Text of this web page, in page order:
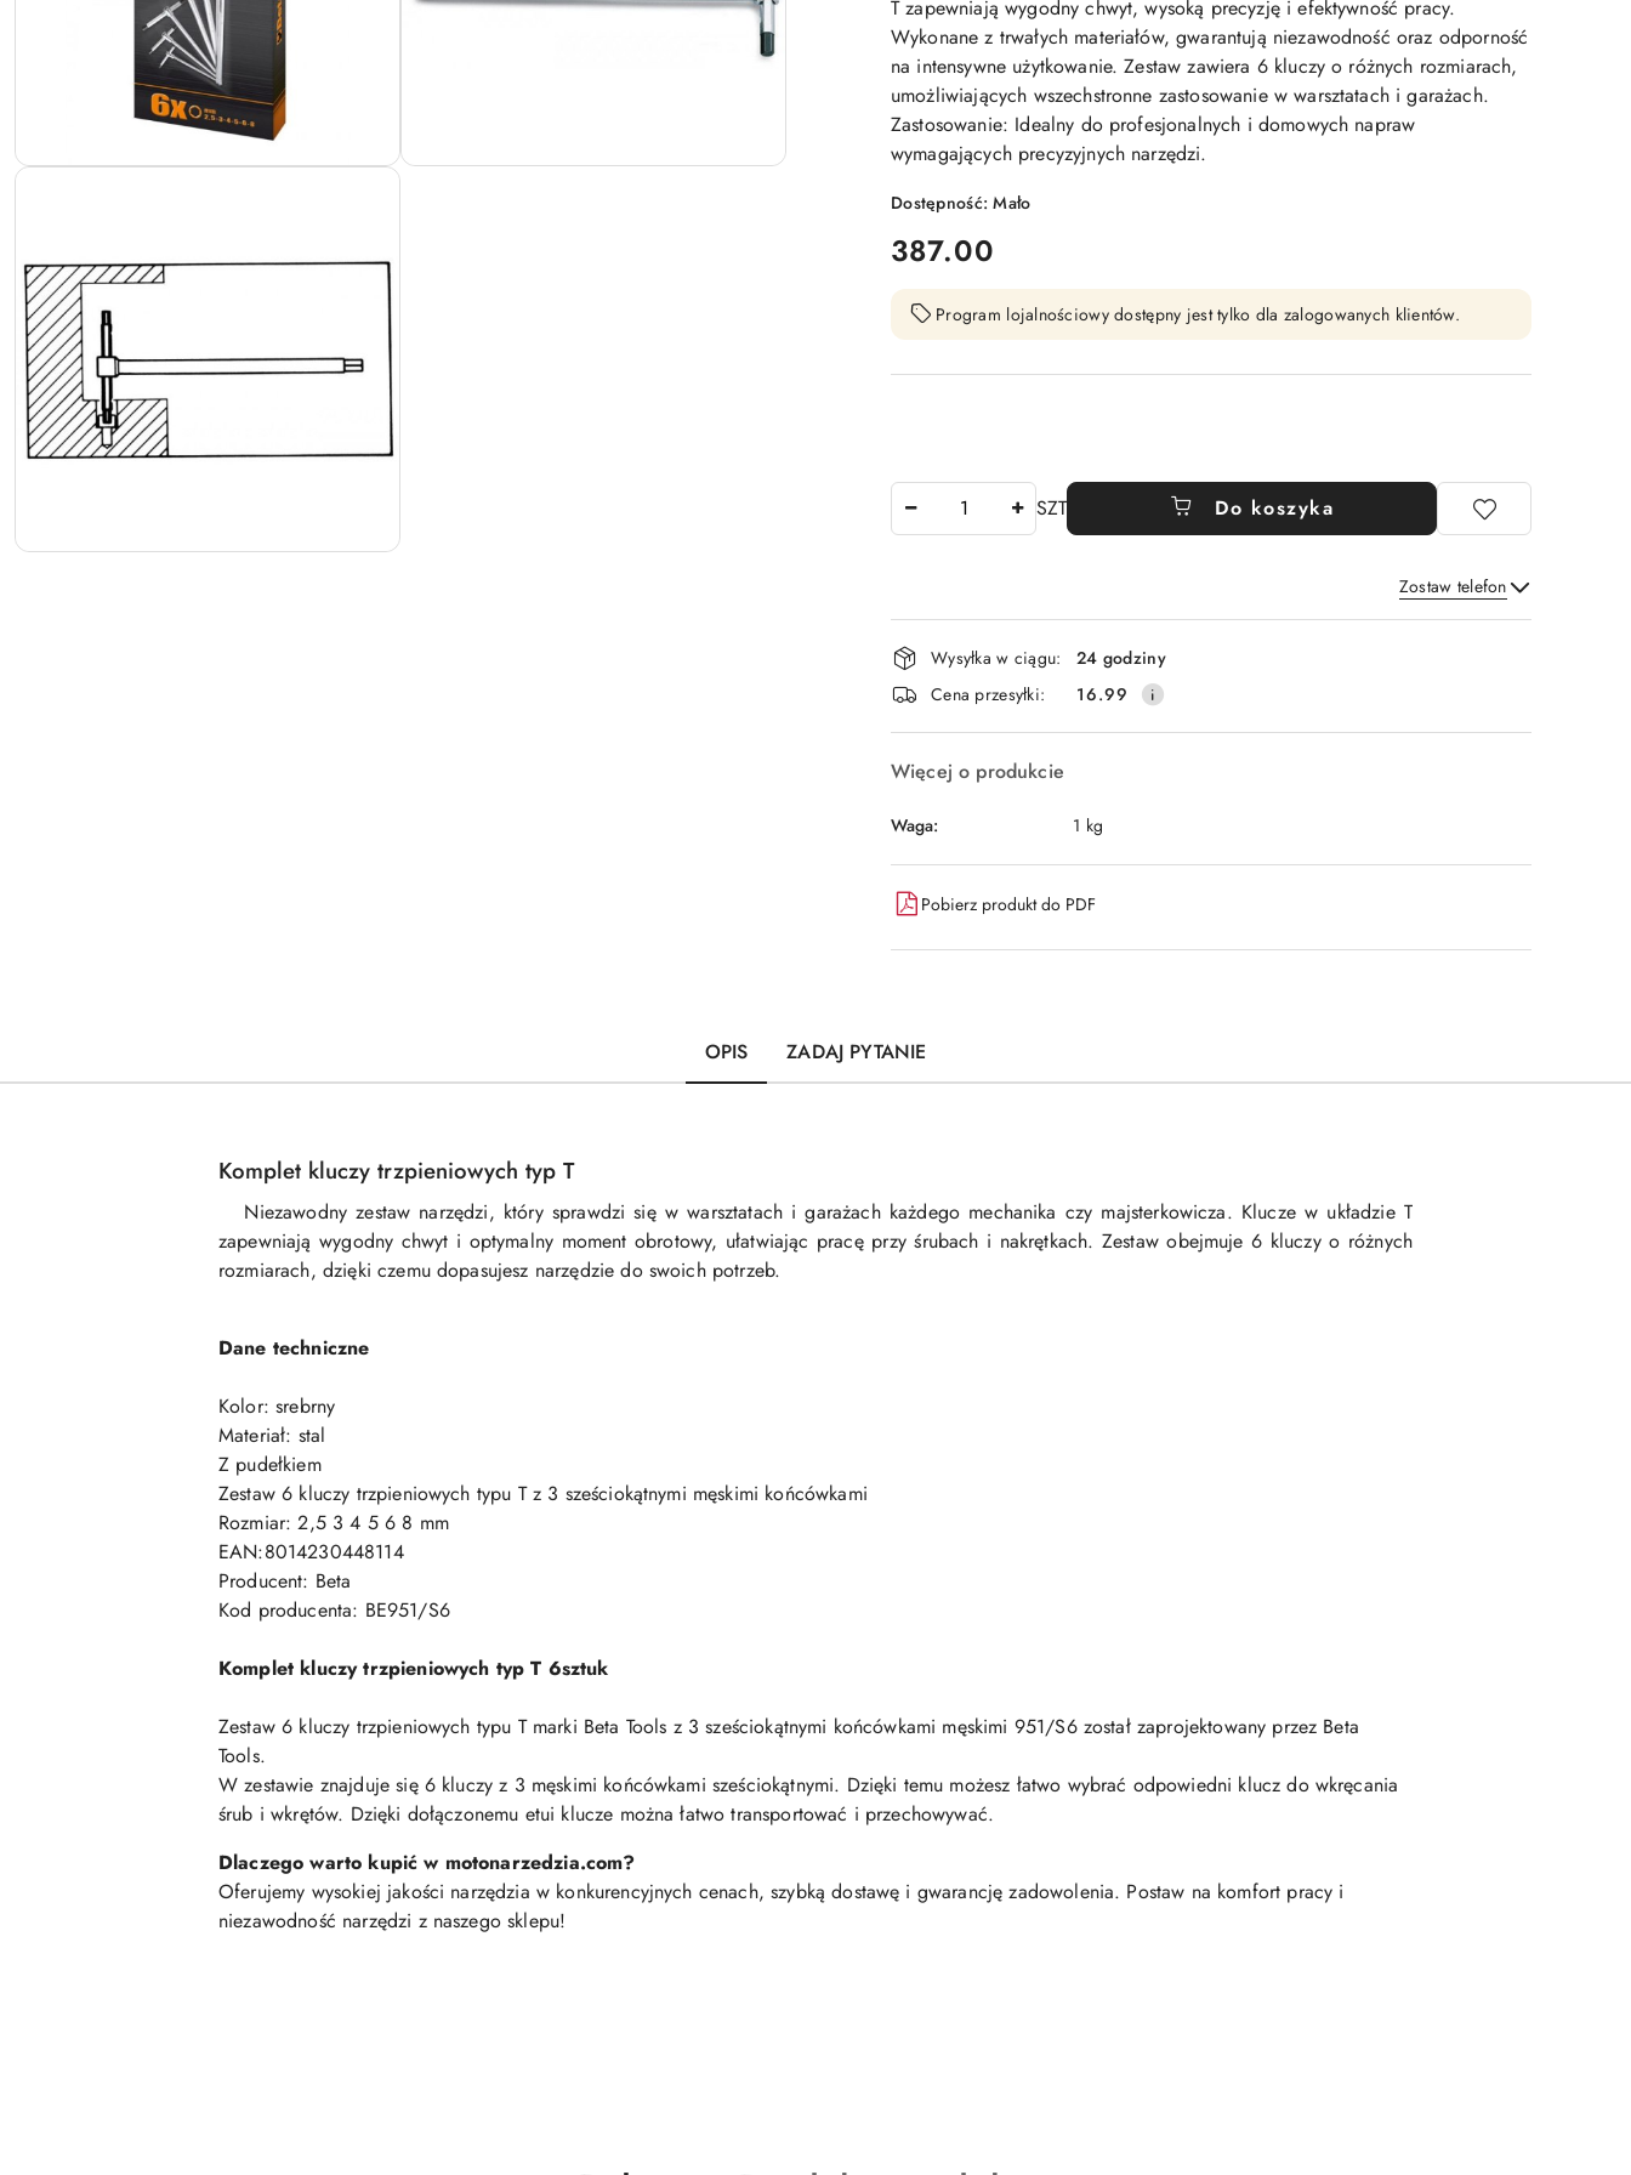
T zapewniają wygodny chwyt, wysoką precyzję i efektywność pracy.
Wykonane z trwałych materiałów, gwarantują niezawodność oraz odporność
na intensywne użytkowanie. Zestaw zawiera 6 kluczy o różnych rozmiarach,
umożliwiających wszechstronne zastosowanie w warsztatach i garażach.
Zastosowanie: Idealny do profesjonalnych i domowych napraw
wymagających precyzyjnych narzędzi.
Dostępność:Mało
cena:
387.00
Program lojalnościowy dostępny jest tylko dla zalogowanych klientów.
SZT Do koszyka
Zostaw telefon
Wyślij
Dostępność
i
dostawa
Wysyłka w ciągu:
24 godziny
Cena przesyłki:
16.99
Więcej o produkcie
Waga: 1 kg
Pobierz produkt do PDF
OPIS ZADAJ PYTANIE
Komplet kluczy trzpieniowych typ T
Niezawodny zestaw narzędzi, który sprawdzi się w warsztatach i garażach każdego mechanika czy majsterkowicza. Klucze w układzie T
zapewniają wygodny chwyt i optymalny moment obrotowy, ułatwiając pracę przy śrubach i nakrętkach. Zestaw obejmuje 6 kluczy o różnych
rozmiarach, dzięki czemu dopasujesz narzędzie do swoich potrzeb.
Dane techniczne
Kolor: srebrny
Materiał: stal
Z pudełkiem
Zestaw 6 kluczy trzpieniowych typu T z 3 sześciokątnymi męskimi końcówkami
Rozmiar: 2,5 3 4 5 6 8 mm
EAN:8014230448114
Producent: Beta
Kod producenta: BE951/S6
Komplet kluczy trzpieniowych typ T 6sztuk
Zestaw 6 kluczy trzpieniowych typu T marki Beta Tools z 3 sześciokątnymi końcówkami męskimi 951/S6 został zaprojektowany przez Beta
Tools.
W zestawie znajduje się 6 kluczy z 3 męskimi końcówkami sześciokątnymi. Dzięki temu możesz łatwo wybrać odpowiedni klucz do wkręcania
śrub i wkrętów. Dzięki dołączonemu etui klucze można łatwo transportować i przechowywać.
Dlaczego warto kupić w motonarzedzia.com?
Oferujemy wysokiej jakości narzędzia w konkurencyjnych cenach, szybką dostawę i gwarancję zadowolenia. Postaw na komfort pracy i
niezawodność narzędzi z naszego sklepu!